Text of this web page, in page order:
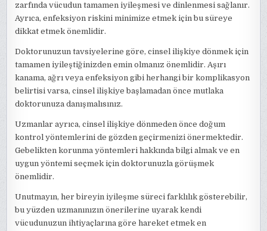
zarfında vücudun tamamen iyileşmesi ve dinlenmesi sağlanır.
Ayrıca, enfeksiyon riskini minimize etmek için bu süreye
dikkat etmek önemlidir.
Doktorunuzun tavsiyelerine göre, cinsel ilişkiye dönmek için
tamamen iyileştiğinizden emin olmanız önemlidir. Aşırı
kanama, ağrı veya enfeksiyon gibi herhangi bir komplikasyon
belirtisi varsa, cinsel ilişkiye başlamadan önce mutlaka
doktorunuza danışmalısınız.
Uzmanlar ayrıca, cinsel ilişkiye dönmeden önce doğum
kontrol yöntemlerini de gözden geçirmenizi önermektedir.
Gebelikten korunma yöntemleri hakkında bilgi almak ve en
uygun yöntemi seçmek için doktorunuzla görüşmek
önemlidir.
Unutmayın, her bireyin iyileşme süreci farklılık gösterebilir,
bu yüzden uzmanınızın önerilerine uyarak kendi
vücudunuzun ihtiyaçlarına göre hareket etmek en